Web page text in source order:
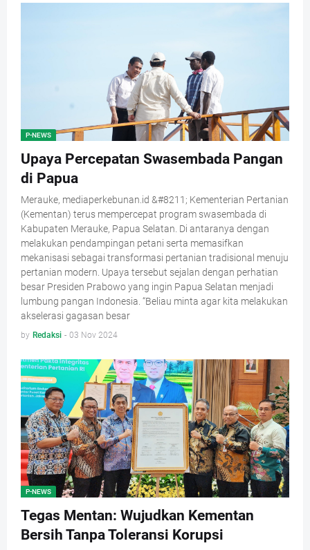
P-NEWS
Upaya Percepatan Swasembada Pangan
di Papua
Merauke, mediaperkebunan.id &#8211; Kementerian Pertanian
(Kementan) terus mempercepat program swasembada di
Kabupaten Merauke, Papua Selatan. Di antaranya dengan
melakukan pendampingan petani serta memasifkan
mekanisasi sebagai transformasi pertanian tradisional menuju
pertanian modern. Upaya tersebut sejalan dengan perhatian
besar Presiden Prabowo yang ingin Papua Selatan menjadi
lumbung pangan Indonesia. “Beliau minta agar kita melakukan
akselerasi gagasan besar
by Redaksi - 03 Nov 2024
P-NEWS
Tegas Mentan: Wujudkan Kementan
Bersih Tanpa Toleransi Korupsi